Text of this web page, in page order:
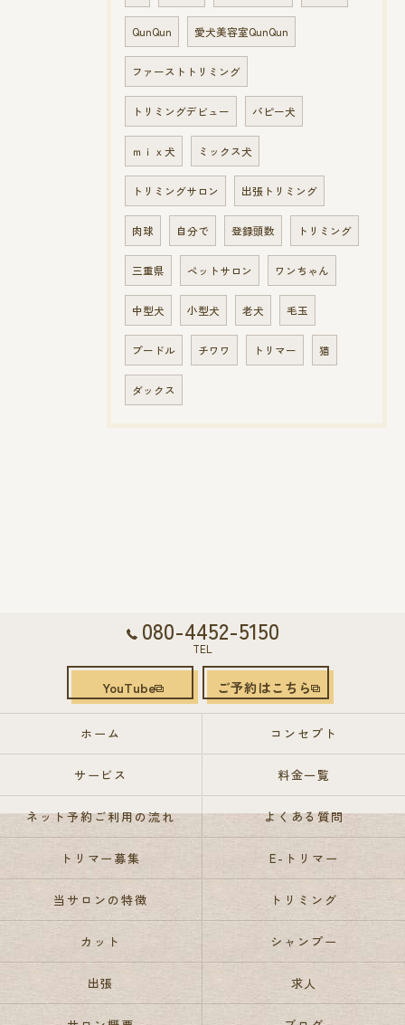
QunQun 愛犬美容室QunQun
ファーストトリミング
トリミングデビュー パピー犬
ｍｉｘ犬 ミックス犬
トリミングサロン 出張トリミング
肉球 自分で 登録頭数 トリミング
三重県 ペットサロン ワンちゃん
中型犬 小型犬 老犬 毛玉
プードル チワワ トリマー 猫
ダックス
080-4452-5150
TEL
YouTube ご予約はこちら
ホーム コンセプト
サービス 料金一覧
ネット予約ご利用の流れ よくある質問
トリマー募集 E-トリマー
当サロンの特徴 トリミング
カット シャンプー
出張 求人